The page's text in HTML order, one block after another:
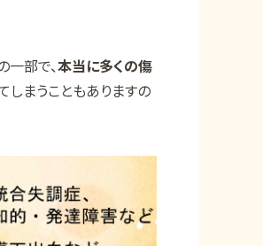
部で、本当に多くの傷
しまうこともありますの